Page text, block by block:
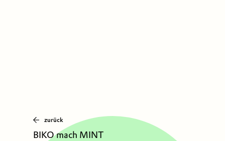
zurück
BIKO mach MINT